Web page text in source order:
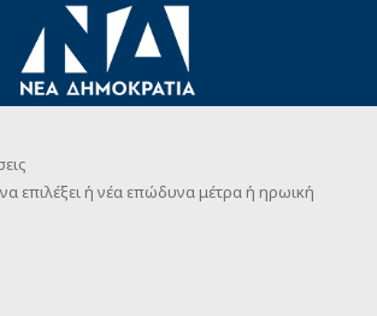
επιλέξει ή νέα επώδυνα μέτρα ή ηρωική